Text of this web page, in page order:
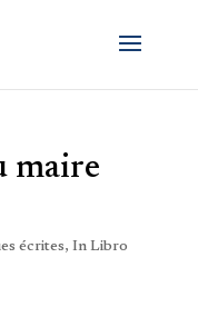
maire
écrites, In Libro